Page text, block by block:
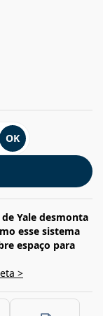
OK
Yale desmonta
esse sistema
espaço para
>